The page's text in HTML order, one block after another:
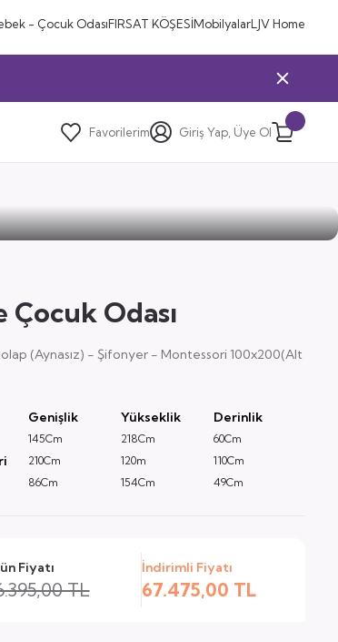
- Çocuk OdasıFIRSAT KÖŞESİMobilyalarLJV Home
Favorilerim Giriş Yap, Üye Ol
Çocuk Odası
(Aynasız) - Şifonyer - Montessori 100x200(Alt
Genişlik Yükseklik
Derinlik
145Cm 218Cm 60Cm
210Cm 120m 110Cm
86Cm 154Cm 49Cm
Fiyatı
TL
İndirimli Fiyatı
67.475,00 TL